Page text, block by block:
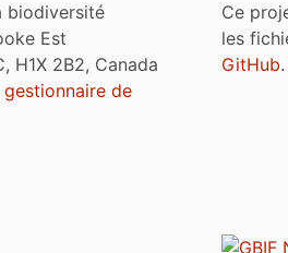
biodiversité
Est
H1X 2B2, Canada
de
Ce
les
GitHub.